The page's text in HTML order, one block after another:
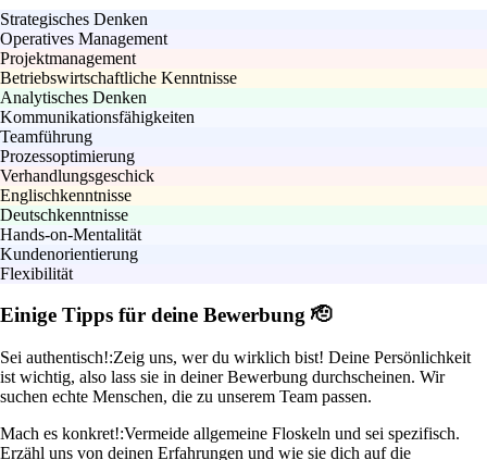
Strategisches Denken
Operatives Management
Projektmanagement
Betriebswirtschaftliche Kenntnisse
Analytisches Denken
Kommunikationsfähigkeiten
Teamführung
Prozessoptimierung
Verhandlungsgeschick
Englischkenntnisse
Deutschkenntnisse
Hands-on-Mentalität
Kundenorientierung
Flexibilität
Einige Tipps für deine Bewerbung 🫡
Sei authentisch!:Zeig uns, wer du wirklich bist! Deine Persönlichkeit
ist wichtig, also lass sie in deiner Bewerbung durchscheinen. Wir
suchen echte Menschen, die zu unserem Team passen.
Mach es konkret!:Vermeide allgemeine Floskeln und sei spezifisch.
Erzähl uns von deinen Erfahrungen und wie sie dich auf die